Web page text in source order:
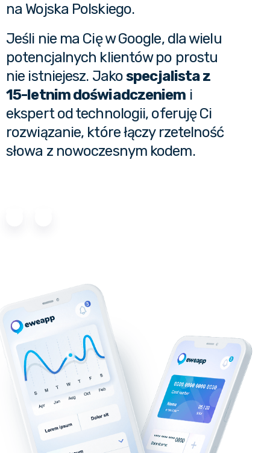
na Wojska Polskiego.
Jeśli nie ma Cię w Google, dla wielu
potencjalnych klientów po prostu
nie istniejesz. Jakospecjalista z
15-letnim doświadczeniem i
ekspert od technologii, oferuję Ci
rozwiązanie, które łączy rzetelność
słowa z nowoczesnym kodem.